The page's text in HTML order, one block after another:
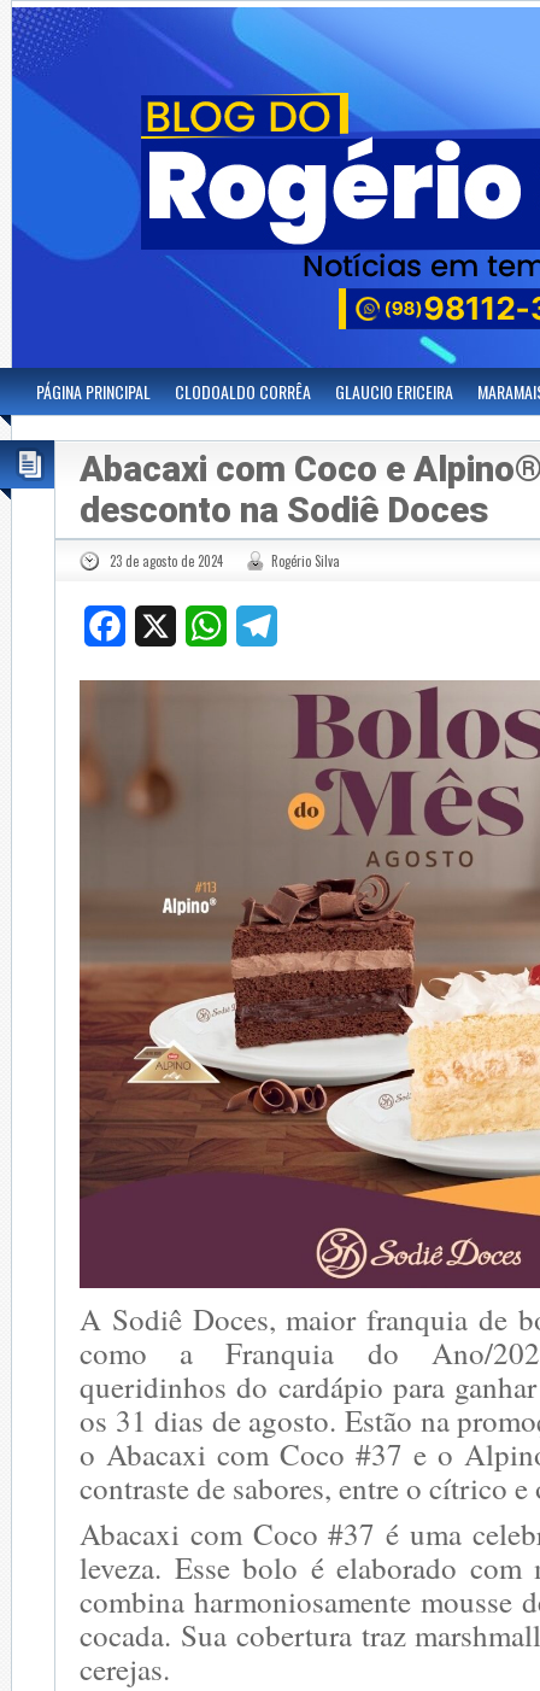
PÁGINA PRINCIPAL CLODOALDO CORRÊA GLAUCIO ERICEIRA
Abacaxi com Coco e
desconto na Sodiê Doces
23 de agosto de 2024 Rogério Silva
Facebook WhatsApp
A Sodiê Doces, maior franquia de
como a Franquia do Ano/
queridinhos do cardápio para
os 31 dias de agosto. Estão na
o Abacaxi com Coco #37 e o
contraste de sabores, entre o cítrico e
Abacaxi com Coco #37 é uma
leveza. Esse bolo é elaborado com
combina harmoniosamente mousse
cocada. Sua cobertura traz
cerejas.